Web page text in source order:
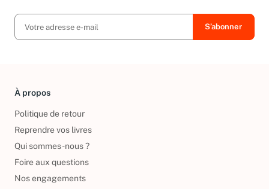
À propos
Politique de retour
Reprendre vos livres
Qui sommes-nous ?
Foire aux questions
Nos engagements